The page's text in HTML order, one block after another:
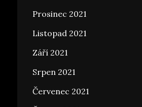
Prosinec 2021
Listopad 2021
Září 2021
Srpen 2021
Červenec 2021